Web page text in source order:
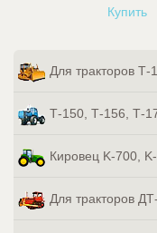
Купить
Для тракторов Т-
Т-150, Т-156, Т-
Кировец K-700,
Для тракторов